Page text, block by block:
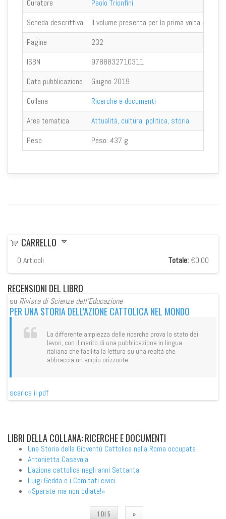
Curatore
Paolo Trionfini
Scheda descrittiva
Il volume presenta per la prima volta un
Pagine
232
ISBN
9788832710311
Data pubblicazione
Giugno 2019
Collana
Ricerche e documenti
Area tematica
Attualità, cultura, politica, storia
Peso
Peso: 437 g
CARRELLO
0 Articoli Totale: €0,00
RECENSIONI DEL LIBRO
su Rivista di Scienze dell'Educazione
PER UNA STORIA DELL'AZIONE CATTOLICA NEL MONDO
La differente ampiezza delle ricerche prova lo stato dei
lavori, con il merito di una pubblicazione in lingua
italiana che facilita la lettura su una realtà che
abbraccia un ampio orizzonte.
scarica il pdf
LIBRI DELLA COLLANA: RICERCHE E DOCUMENTI
Una Storia della Gioventù Cattolica nella Roma occupata
Antonietta Casavola
L'azione cattolica negli anni Settanta
Luigi Gedda e i Comitati civici
«Sparate ma non odiate!»
1 DI 5 »